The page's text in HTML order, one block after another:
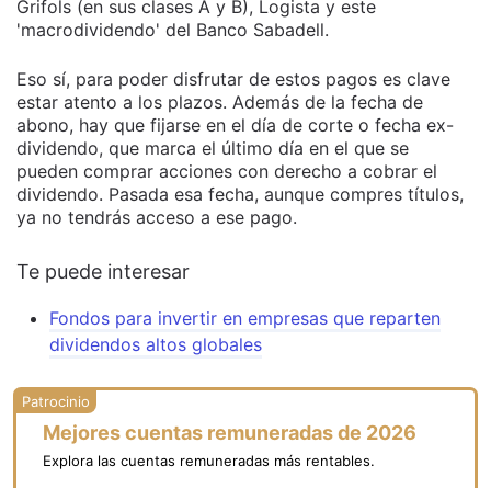
Grifols (en sus clases A y B), Logista y este
'macrodividendo' del Banco Sabadell.
Eso sí, para poder disfrutar de estos pagos es clave
estar atento a los plazos. Además de la fecha de
abono, hay que fijarse en el día de corte o fecha ex-
dividendo, que marca el último día en el que se
pueden comprar acciones con derecho a cobrar el
dividendo. Pasada esa fecha, aunque compres títulos,
ya no tendrás acceso a ese pago.
Te puede interesar
Fondos para invertir en empresas que reparten
dividendos altos globales
Mejores cuentas remuneradas de 2026
Explora las cuentas remuneradas más rentables.